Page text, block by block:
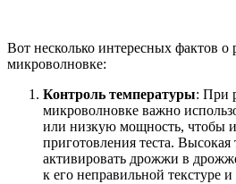
Вот несколько интересных фактов о
микроволновке:
Контроль температуры: При
микроволновке важно
или низкую мощность, чтобы
приготовления теста.
активировать дрожжи в
к его неправильной текстуре и